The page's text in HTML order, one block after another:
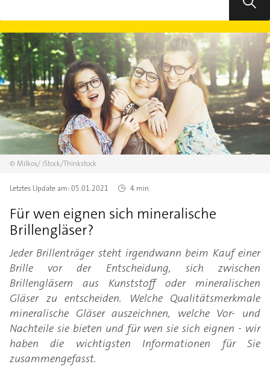
©Milkos/ iStock/Thinkstock
Letztes Update am:05.01.2021 4 min
Für wen eignen sich mineralische
Brillengläser?
Jeder Brillenträger steht irgendwann beim Kauf einer
Brille vor der Entscheidung, sich zwischen
Brillengläsern aus Kunststoff oder mineralischen
Gläser zu entscheiden. Welche Qualitätsmerkmale
mineralische Gläser auszeichnen, welche Vor- und
Nachteile sie bieten und für wen sie sich eignen - wir
haben die wichtigsten Informationen für Sie
zusammengefasst.